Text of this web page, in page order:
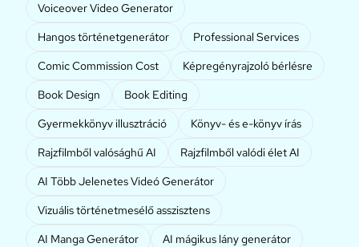
Voiceover Video Generator
Hangos történetgenerátor
Professional Services
Comic Commission Cost
Képregényrajzoló bérlésre
Book Design
Book Editing
Gyermekkönyv illusztráció
Könyv- és e-könyv írás
Rajzfilmből valósághű AI
Rajzfilmből valódi élet AI
AI Több Jelenetes Videó Generátor
Vizuális történetmesélő asszisztens
AI Manga Generátor
AI mágikus lány generátor